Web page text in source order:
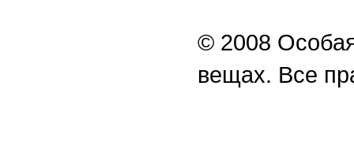
© 2008
вещах. Все